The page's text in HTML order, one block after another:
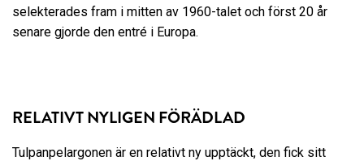
selekterades fram i mitten av 1960-talet och först 20 år
senare gjorde den entré i Europa.
RELATIVT NYLIGEN FÖRÄDLAD
Tulpanpelargonen är en relativt ny upptäckt, den fick sitt